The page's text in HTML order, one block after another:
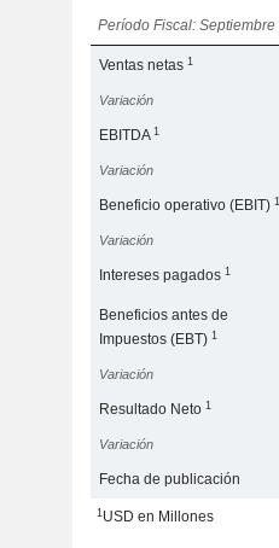
Período Fiscal: Septiembre
Ventas netas1
Variación
EBITDA1
Variación
Beneficio operativo (EBIT)1
Variación
Intereses pagados1
Beneficios antes de
Impuestos (EBT)1
Variación
Resultado Neto1
Variación
Fecha de publicación
1USD en Millones